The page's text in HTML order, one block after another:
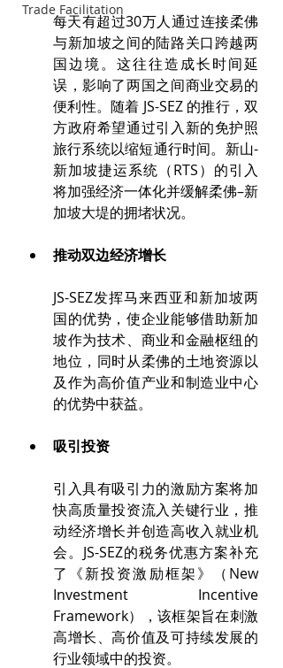
Trade Facilitation
每天有超过30万人通过连接柔佛
与新加坡之间的陆路关口跨越两
国边境。这往往造成长时间延
误，影响了两国之间商业交易的
便利性。随着 JS-SEZ 的推行，双
方政府希望通过引入新的免护照
旅行系统以缩短通行时间。新山-
新加坡捷运系统（RTS）的引入
将加强经济一体化并缓解柔佛–新
加坡大堤的拥堵状况。
推动双边经济增长
JS-SEZ发挥马来西亚和新加坡两
国的优势，使企业能够借助新加
坡作为技术、商业和金融枢纽的
地位，同时从柔佛的土地资源以
及作为高价值产业和制造业中心
的优势中获益。
吸引投资
引入具有吸引力的激励方案将加
快高质量投资流入关键行业，推
动经济增长并创造高收入就业机
会。JS-SEZ的税务优惠方案补充
了《新投资激励框架》（New
Investment Incentive
Framework），该框架旨在刺激
高增长、高价值及可持续发展的
行业领域中的投资。